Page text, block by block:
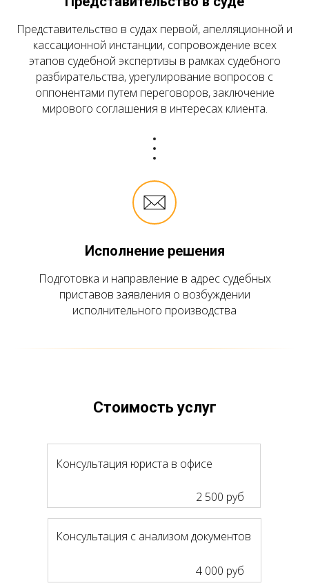
Представительство в судах первой, апелляционной и
кассационной инстанции, сопровождение всех
этапов судебной экспертизы в рамках судебного
разбирательства, урегулирование вопросов с
оппонентами путем переговоров, заключение
мирового соглашения в интересах клиента.
Исполнение решения
Подготовка и направление в адрес судебных
приставов заявления о возбуждении
исполнительного производства
Стоимость услуг
Консультация с анализом документов
4 000 руб
2 500 руб
Консультация юриста в офисе